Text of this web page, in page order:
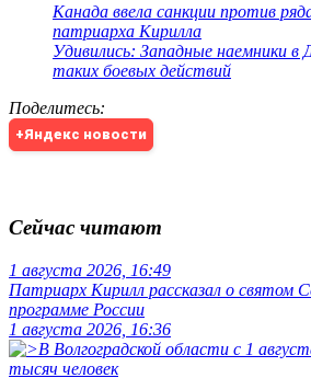
Канада ввела санкции против
патриарха Кирилла
Удивились: Западные наемники в
таких боевых действий
Поделитесь:
+Яндекс новости
Сейчас читают
1 августа 2026, 16:49
Патриарх Кирилл рассказал о святом
программе России
1 августа 2026, 16:36